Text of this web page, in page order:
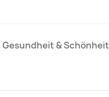
Gesundheit & Schönheit